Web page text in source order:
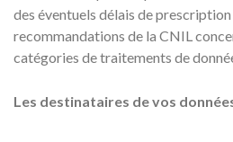
des éventuels délais de
recommandations de la CNIL
catégories de traitements de
Les destinataires de vos